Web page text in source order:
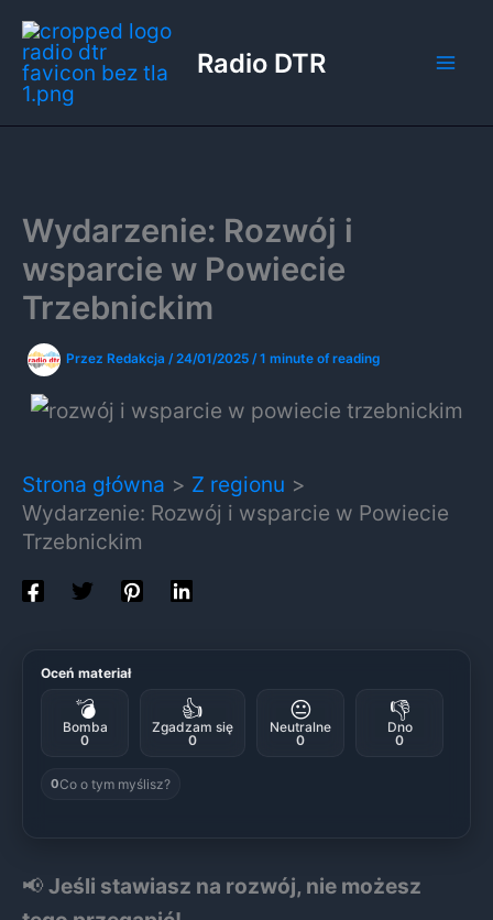
Przejdź
do
treści
Radio DTR
Wydarzenie: Rozwój i
wsparcie w Powiecie
Trzebnickim
Przez Redakcja /24/01/2025 /1 minute of reading
Strona główna
Z regionu
Wydarzenie: Rozwój i wsparcie w Powiecie
Trzebnickim
Oceń materiał
💣
Bomba
0
👍
Zgadzam się
0
😐
Neutralne
0
👎
Dno
0
0Co o tym myślisz?
📢 Jeśli stawiasz na rozwój, nie możesz